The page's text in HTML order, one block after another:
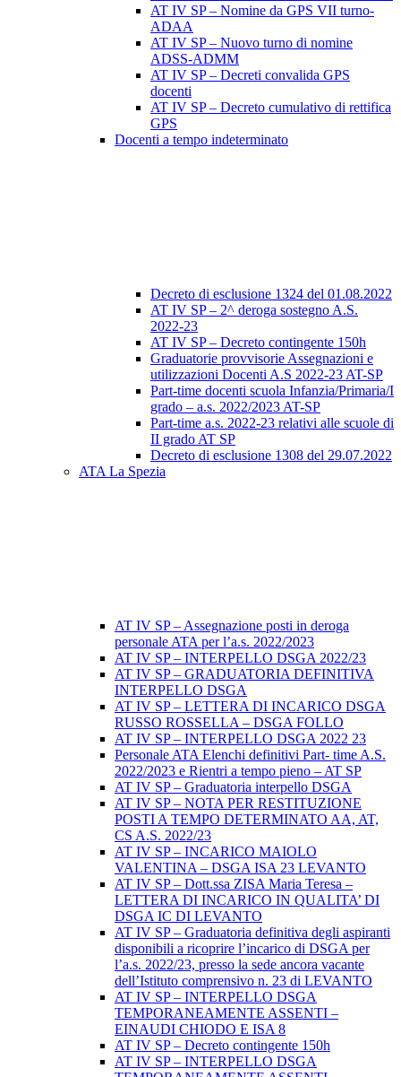
AT IV SP – Nomine da GPS VII turno-
ADAA
AT IV SP – Nuovo turno di nomine
ADSS-ADMM
AT IV SP – Decreti convalida GPS
docenti
AT IV SP – Decreto cumulativo di rettifica
GPS
Docenti a tempo indeterminato
Decreto di esclusione 1324 del 01.08.2022
AT IV SP – 2^ deroga sostegno A.S.
2022-23
AT IV SP – Decreto contingente 150h
Graduatorie provvisorie Assegnazioni e
utilizzazioni Docenti A.S 2022-23 AT-SP
Part-time docenti scuola Infanzia/Primaria/I
grado – a.s. 2022/2023 AT-SP
Part-time a.s. 2022-23 relativi alle scuole di
II grado AT SP
Decreto di esclusione 1308 del 29.07.2022
ATA La Spezia
AT IV SP – Assegnazione posti in deroga
personale ATA per l’a.s. 2022/2023
AT IV SP – INTERPELLO DSGA 2022/23
AT IV SP – GRADUATORIA DEFINITIVA
INTERPELLO DSGA
AT IV SP – LETTERA DI INCARICO DSGA
RUSSO ROSSELLA – DSGA FOLLO
AT IV SP – INTERPELLO DSGA 2022 23
Personale ATA Elenchi definitivi Part- time A.S.
2022/2023 e Rientri a tempo pieno – AT SP
AT IV SP – Graduatoria interpello DSGA
AT IV SP – NOTA PER RESTITUZIONE
POSTI A TEMPO DETERMINATO AA, AT,
CS A.S. 2022/23
AT IV SP – INCARICO MAIOLO
VALENTINA – DSGA ISA 23 LEVANTO
AT IV SP – Dott.ssa ZISA Maria Teresa –
LETTERA DI INCARICO IN QUALITA’ DI
DSGA IC DI LEVANTO
AT IV SP – Graduatoria definitiva degli aspiranti
disponibili a ricoprire l’incarico di DSGA per
l’a.s. 2022/23, presso la sede ancora vacante
dell’Istituto comprensivo n. 23 di LEVANTO
AT IV SP – INTERPELLO DSGA
TEMPORANEAMENTE ASSENTI –
EINAUDI CHIODO E ISA 8
AT IV SP – Decreto contingente 150h
AT IV SP – INTERPELLO DSGA